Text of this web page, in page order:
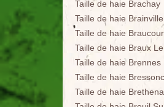
Taille de haie Brachay
Taille de haie
Taille de haie
Taille de haie Braux
Taille de haie Brennes
Taille de haie
Taille de haie